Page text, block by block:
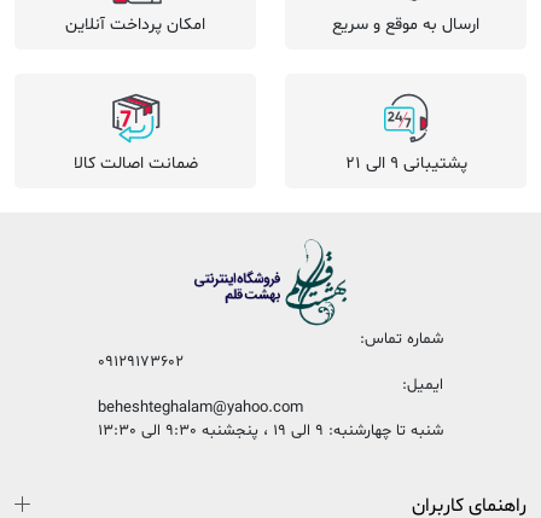
ارسال به موقع و سریع امکان پرداخت آنلاین
پشتیبانی 9 الی 21 ضمانت اصالت کالا
شماره تماس:
09129173602
ایمیل:
beheshteghalam@yahoo.com
شنبه تا چهارشنبه: 9 الی 19 ، پنجشنبه 9:30 الی 13:30
راهنمای کاربران